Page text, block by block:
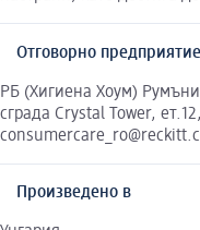
Отговорно
РБ (Хигиена Хоум)
сграда Crystal Tower,
Произведено в